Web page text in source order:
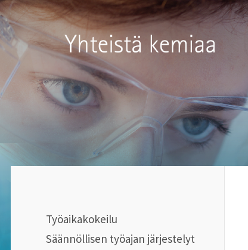
Siirry
sivun
sisältöön
Kemianteollisuus ry
Työaikakokeilu
Säännöllisen työajan järjestelyt